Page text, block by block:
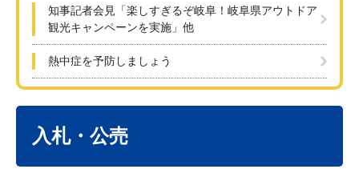
知事記者会見「楽しすぎるぞ岐阜！岐阜県アウトドア
観光キャンペーンを実施」他
熱中症を予防しましょう
入札・公売